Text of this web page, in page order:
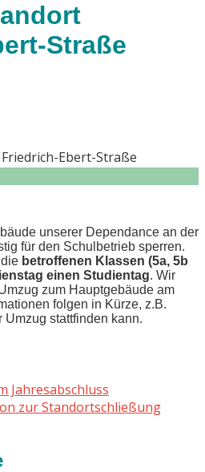
Straße
Ebert-Straße
unserer Dependance an der
für den Schulbetrieb sperren.
betroffenen Klassen (5a, 5b
einen Studientag. Wir
zum Hauptgebäude am
folgen in Kürze, z.B.
stattfinden kann.
Jahresabschluss
zur Standortschließung